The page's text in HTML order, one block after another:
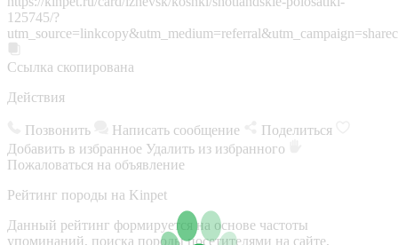
125745/?
Ссылка скопирована
Действия
Позвонить Написать сообщение
Поделиться
Добавить в избранное Удалить из избранного
Пожаловаться на объявление
Рейтинг породы на Kinpet
Данный рейтинг формируется на основе частоты
упоминаний, поиска породы посетителями на сайте,